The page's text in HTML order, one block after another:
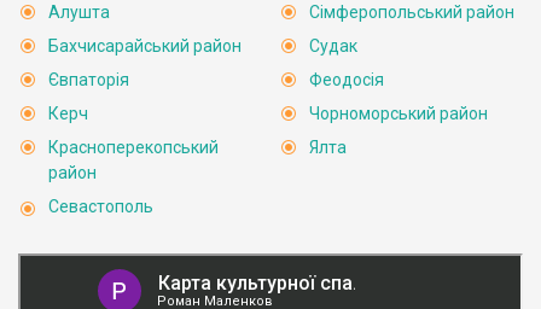
Алушта
Бахчисарайський район
Євпаторія
Керч
Красноперекопський
район
Севастополь
Сімферопольський район
Судак
Феодосія
Чорноморський район
Ялта